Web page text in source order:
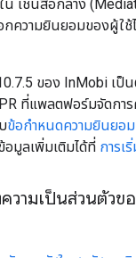
เชนสื่อกลาง
กความยินยอมของผู้ใช้
ของ InMobi เป็
ที่แพลตฟอร์มจัดกา
ข้อกำหนดความยินยอ
อมูลเพิ่มเติมได้ที่ การเ
ามเป็นส่วนตัวข